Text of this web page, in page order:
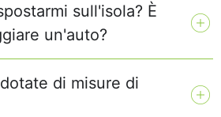
sull'isola? È
un'auto?
di misure di